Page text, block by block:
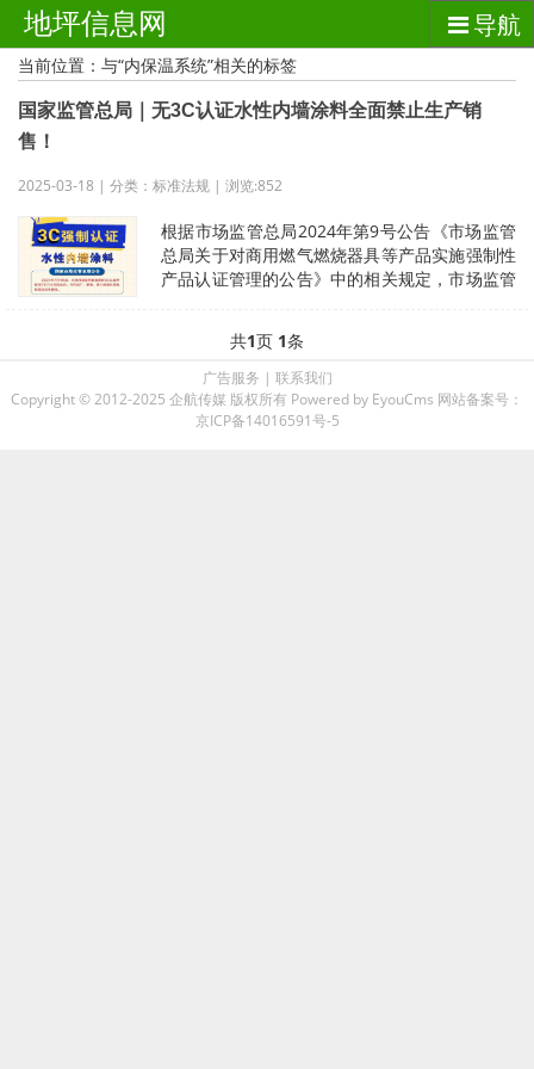
地坪信息网 导航
当前位置：与“内保温系统”相关的标签
国家监管总局｜无3C认证水性内墙涂料全面禁止生产销
售！
2025-03-18 | 分类：标准法规 | 浏览:852
根据市场监管总局2024年第9号公告《市场监管
总局关于对商用燃气燃烧器具等产品实施强制性
产品认证管理的公告》中的相关规定，市场监管
共1页 1条
广告服务 | 联系我们
Copyright © 2012-2025 企航传媒 版权所有 Powered by EyouCms 网站备案号：
京ICP备14016591号-5